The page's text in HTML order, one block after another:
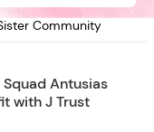
Community
Antusias
with J Trust